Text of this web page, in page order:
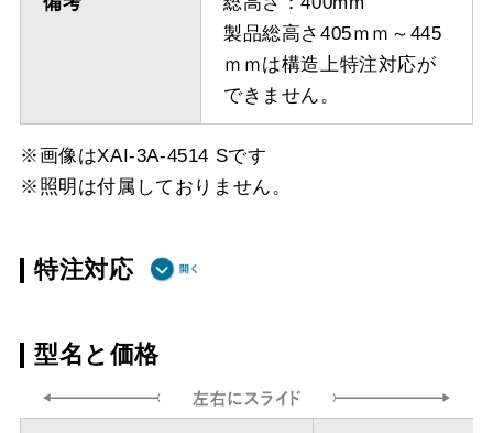
製品総高さ405ｍｍ～445
ｍｍは構造上特注対応が
できません。
※画像はXAI-3A-4514 Sです
※照明は付属しておりません。
特注対応
方（天井取付
タイプ）
型名と価格